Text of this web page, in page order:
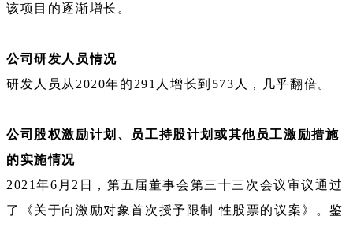
该项目的逐渐增长。
公司研发人员情况
研发人员从2020年的291人增长到573人，几乎翻倍。
公司股权激励计划、员工持股计划或其他员工激励措施
的实施情况
2021年6月2日，第五届董事会第三十三次会议审议通过
了《关于向激励对象首次授予限制 性股票的议案》。鉴